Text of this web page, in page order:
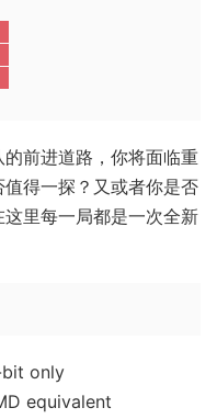
前进道路，你将面临重
得一探？又或者你是否
里每一局都是一次全新
only
equivalent